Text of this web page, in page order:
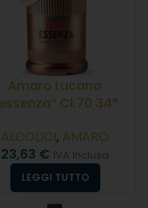
Amaro Lucano
Cl.70 34°
ALCOLICI, AMARO
23,63 € IVA Inclusa
LEGGI TUTTO